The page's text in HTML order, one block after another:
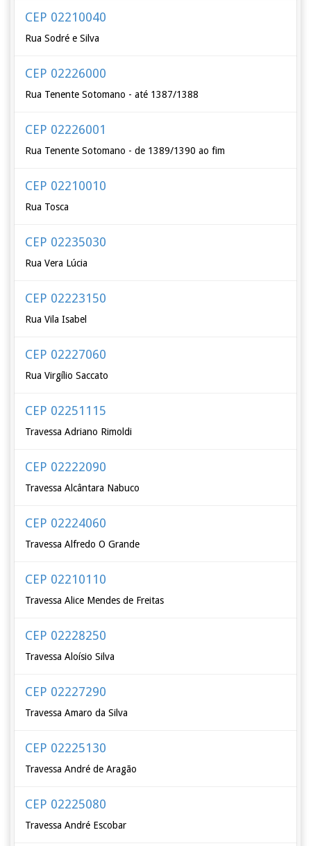
CEP 02210040
Rua Sodré e Silva
CEP 02226000
Rua Tenente Sotomano - até 1387/1388
CEP 02226001
Rua Tenente Sotomano - de 1389/1390 ao fim
CEP 02210010
Rua Tosca
CEP 02235030
Rua Vera Lúcia
CEP 02223150
Rua Vila Isabel
CEP 02227060
Rua Virgílio Saccato
CEP 02251115
Travessa Adriano Rimoldi
CEP 02222090
Travessa Alcântara Nabuco
CEP 02224060
Travessa Alfredo O Grande
CEP 02210110
Travessa Alice Mendes de Freitas
CEP 02228250
Travessa Aloísio Silva
CEP 02227290
Travessa Amaro da Silva
CEP 02225130
Travessa André de Aragão
CEP 02225080
Travessa André Escobar